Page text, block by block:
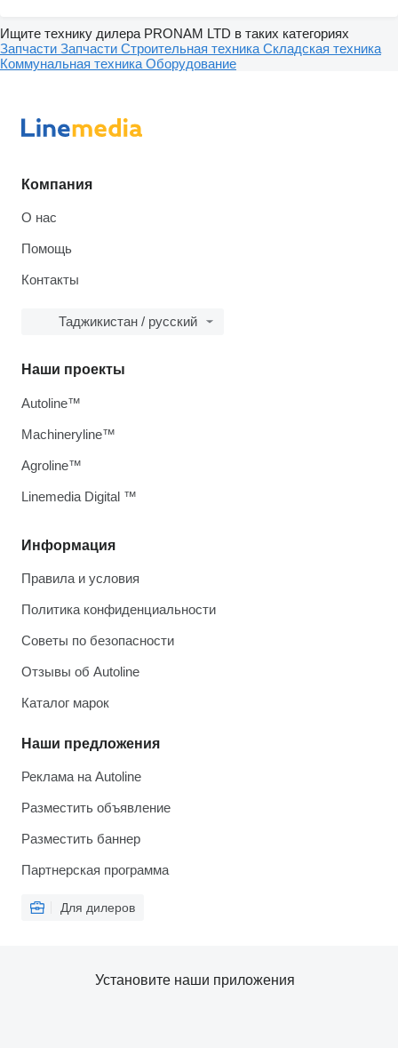
Ищите технику дилера PRONAM LTD в таких категориях
Запчасти Запчасти Строительная техника Складская техника
Коммунальная техника Оборудование
Компания
О нас
Помощь
Контакты
Таджикистан / русский
Информация
Правила и условия
Политика конфиденциальности
Советы по безопасности
Отзывы об Autoline
Каталог марок
Наши предложения
Реклама на Autoline
Разместить объявление
Разместить баннер
Партнерская программа
Для дилеров
Наши проекты
Autoline™
Machineryline™
Agroline™
Linemedia Digital ™
Установите наши приложения